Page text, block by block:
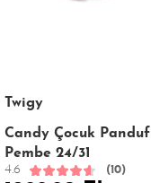
Twigy
Candy Çocuk Panduf
Pembe 24/31
4.6 (10)